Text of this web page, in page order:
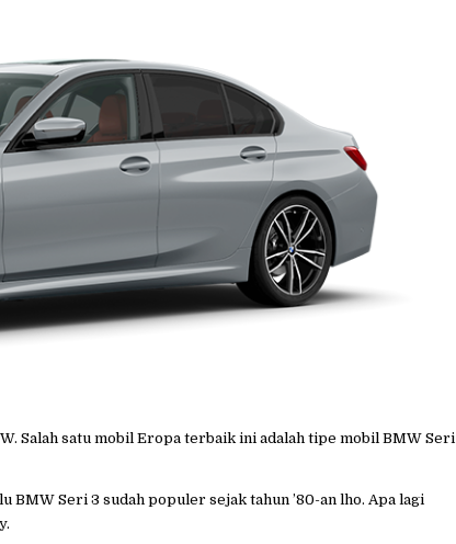
Salah satu mobil Eropa terbaik ini adalah tipe mobil BMW Seri
Seri 3 sudah populer sejak tahun ’80-an lho. Apa lagi